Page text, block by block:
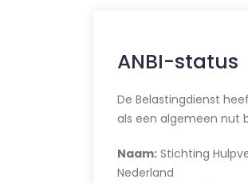
ANBI-status
De Belastingdienst
als een algemeen nut
Naam: Stichting
Nederland